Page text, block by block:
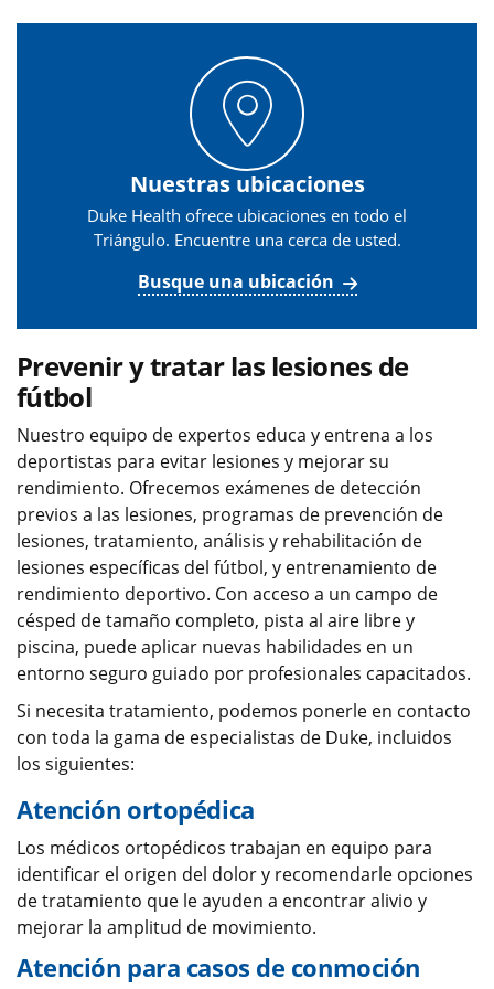
Nuestras ubicaciones
Duke Health ofrece ubicaciones en todo el
Triángulo. Encuentre una cerca de usted.
Busque una ubicación
Prevenir y tratar las lesiones de
fútbol
Nuestro equipo de expertos educa y entrena a los
deportistas para evitar lesiones y mejorar su
rendimiento. Ofrecemos exámenes de detección
previos a las lesiones, programas de prevención de
lesiones, tratamiento, análisis y rehabilitación de
lesiones específicas del fútbol, y entrenamiento de
rendimiento deportivo. Con acceso a un campo de
césped de tamaño completo, pista al aire libre y
piscina, puede aplicar nuevas habilidades en un
entorno seguro guiado por profesionales capacitados.
Si necesita tratamiento, podemos ponerle en contacto
con toda la gama de especialistas de Duke, incluidos
los siguientes:
Atención ortopédica
Los médicos ortopédicos trabajan en equipo para
identificar el origen del dolor y recomendarle opciones
de tratamiento que le ayuden a encontrar alivio y
mejorar la amplitud de movimiento.
Atención para casos de conmoción